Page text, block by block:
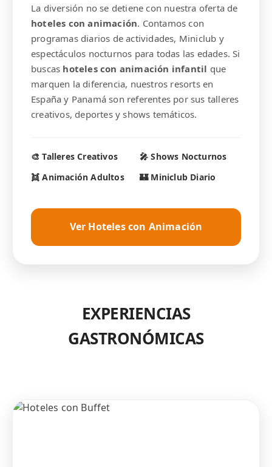
La diversión no se detiene con nuestra oferta de
hoteles con animación. Contamos con
programas diarios de actividades, Miniclub y
espectáculos nocturnos para todas las edades. Si
buscas hoteles con animación infantil que
marquen la diferencia, nuestros resorts en
España y Panamá son referentes por sus talleres
creativos, deportes y shows temáticos.
🎨 Talleres Creativos
🎤 Shows Nocturnos
👯 Animación Adultos
🏰 Miniclub Diario
Ver Hoteles con Animación
EXPERIENCIAS
GASTRONÓMICAS